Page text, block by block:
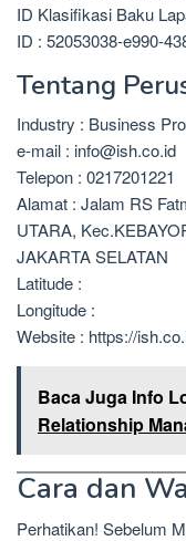
ID Klasifikasi Baku
ID : 52053038-e990-
Tentang
Industry : Business
e-mail : info@ish.co.id
Telepon : 0217201221
Alamat : Jalam RS
UTARA,
JAKARTA SELATAN
Latitude :
Longitude :
Website : https://
Baca Juga Info
Relationship
Cara dan
Perhatikan! Sebelum